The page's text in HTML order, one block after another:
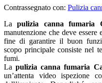
Contrassegnato con: Pulizia
Lapulizia canna fumaria
manutenzione che deve
fine di garantire il buon
scopo principale consiste nel
fumi.
La pulizia canna fumaria
un’attenta video ispezione